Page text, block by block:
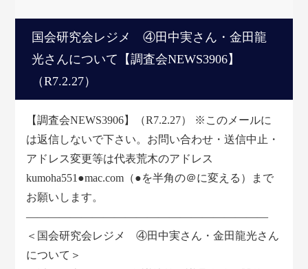
国会研究会レジメ ④田中実さん・金田龍
光さんについて【調査会NEWS3906】
（R7.2.27）
【調査会NEWS3906】（R7.2.27） ※このメールに
は返信しないで下さい。お問い合わせ・送信中止・
アドレス変更等は代表荒木のアドレス
kumoha551●mac.com（●を半角の＠に変える）まで
お願いします。
――――――――――――――――――――――
＜国会研究会レジメ ④田中実さん・金田龍光さん
について＞